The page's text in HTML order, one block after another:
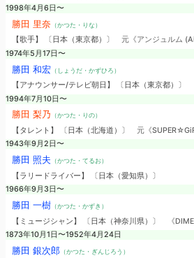
1998年4月6日〜
勝田 里奈（かつた・りな）
【歌手】 〔日本（東京都）〕 元《アンジュルム
1974年5月17日〜
勝田 和宏（しょうだ・かずひろ）
【アナウンサー/テレビ朝日】 〔日本（東京都）〕
1994年7月10日〜
勝田 梨乃 （かつた・りの）
【タレント】 〔日本（北海道）〕 元《
1943年9月2日〜
勝田 照夫 （かつた・てるお）
【ラリードライバー】 〔日本（愛知県）〕
1966年9月3日〜
勝田 一樹（かつた・かずき）
【ミュージシャン】 〔日本（神奈川県）〕
《
1873年10月1日〜1952年4月24日
勝田 銀次郎（かつた・ぎんじろう）